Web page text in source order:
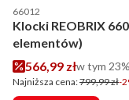
Kod producenta
66012
Klocki REOBRIX
elementów)
Cena promocyjna
566,99 złw tym %s
w tym 23%
Najniższa cena:799,99 zł-